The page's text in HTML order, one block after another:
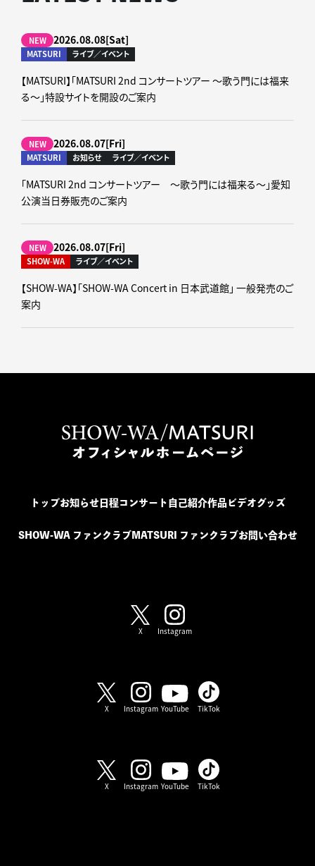
NEW 2026.08.08[Sat]
MATSURI ライブ／イベント
【MATSURI】「MATSURI 2nd コンサートツアー ～歌う門には福来
る～」特設サイトを開設のご案内
NEW 2026.08.07[Fri]
MATSURI お知らせ ライブ／イベント
「MATSURI 2nd コンサートツアー ～歌う門には福来る～」愛知
公演当日券販売のご案内
NEW 2026.08.07[Fri]
SHOW-WA ライブ／イベント
【SHOW-WA】「SHOW-WA Concert in 日本武道館」 一般発売のご
案内
トップお知らせ日程コンサート 自己紹介作品ビデオグッズ
SHOW-WA ファンクラブ MATSURI ファンクラブ お問い合わせ
X Instagram
X Instagram YouTube TikTok
X Instagram YouTube TikTok